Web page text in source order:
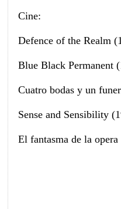
Cine:
Defence of the Realm
Blue Black Permanent
Cuatro bodas y un
Sense and Sensibility
El fantasma de la